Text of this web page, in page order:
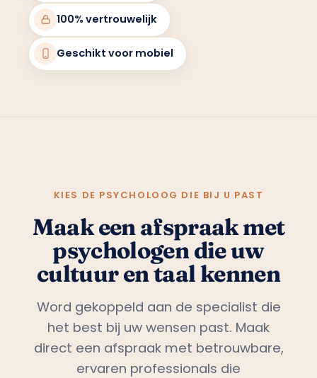
100% vertrouwelijk
Geschikt voor mobiel
KIES DE PSYCHOLOOG DIE BIJ U PAST
Maak een afspraak met
psychologen die uw
cultuur en taal kennen
Word gekoppeld aan de specialist die
het best bij uw wensen past. Maak
direct een afspraak met betrouwbare,
ervaren professionals die